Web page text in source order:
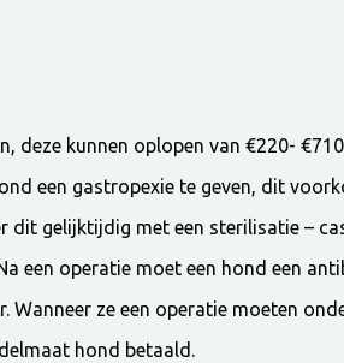
deze kunnen oplopen van €220-
een gastropexie te geven, dit
dit gelijktijdig met een sterilisatie –
een operatie moet een hond een
Wanneer ze een operatie moeten
hond betaald.